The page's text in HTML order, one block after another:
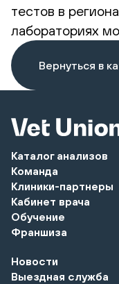
тестов в
лабораториях
Вернуться в
Каталог анализов
Команда
Клиники-партнеры
Кабинет врача
Обучение
Франшиза
Новости
Выездная служба